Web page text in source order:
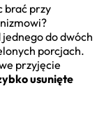
brać przy
do dwóch
porcjach.
przyjęcie
usunięte